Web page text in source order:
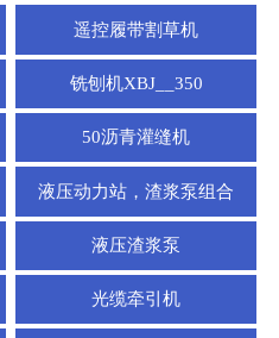
遥控履带割草机
铣刨机XBJ__350
50沥青灌缝机
液压动力站，渣浆泵组合
液压渣浆泵
光缆牵引机